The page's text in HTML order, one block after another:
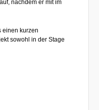
nachdem er mit im
einen kurzen
sowohl in der Stage